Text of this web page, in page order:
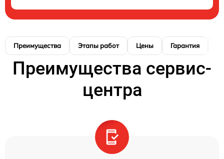
Преимущества Этапы работ Цены Гарантия
Преимущества сервис-
центра